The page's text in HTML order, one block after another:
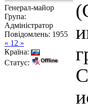
Генерал-майор
Група:
Адміністратор
Повідомлень: 1955
« 12 »
Країна:
Статус: